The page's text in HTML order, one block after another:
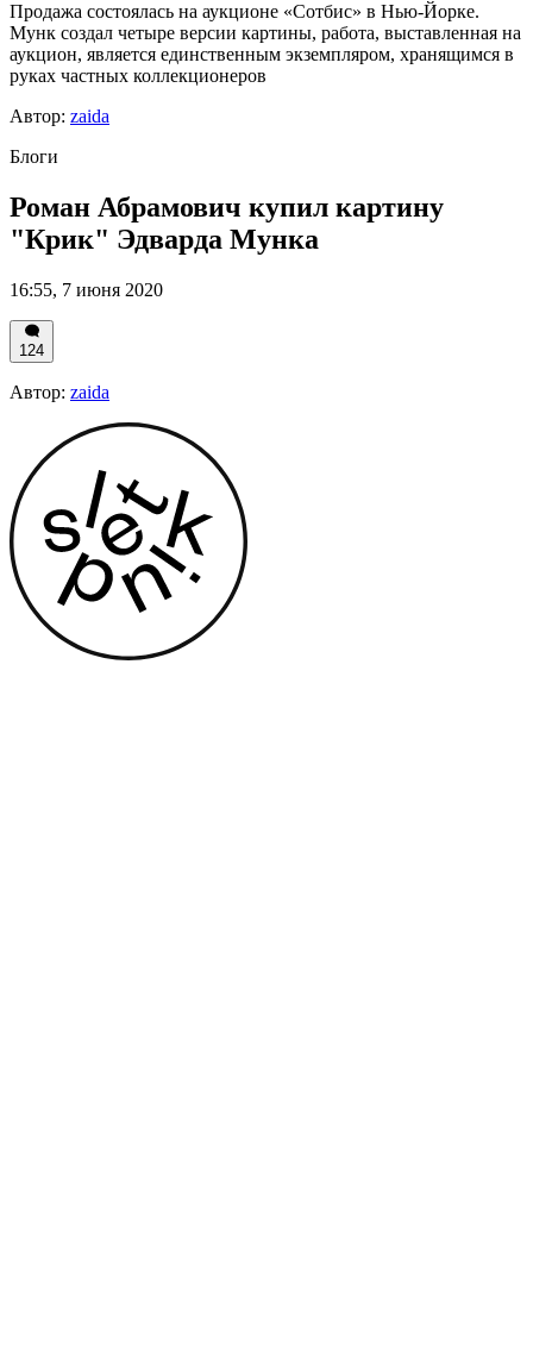
Продажа состоялась на аукционе «Сотбис» в Нью-Йорке.
Мунк создал четыре версии картины, работа, выставленная на
аукцион, является единственным экземпляром, хранящимся в
руках частных коллекционеров
Автор: zaida
Блоги
Роман Абрамович купил картину
"Крик" Эдварда Мунка
16:55, 7 июня 2020
124
Автор: zaida